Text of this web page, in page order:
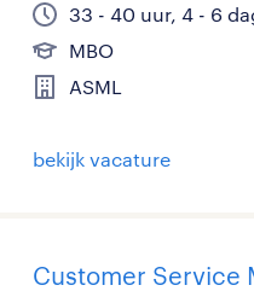
33 - 40 uur, 4 - 6
MBO
ASML
bekijk vacature
Customer Service